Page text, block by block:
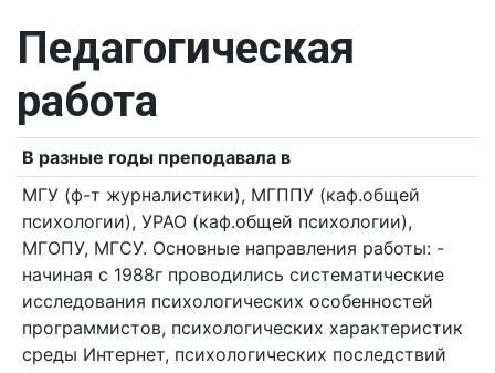
Педагогическая
работа
В разные годы преподавала в
МГУ (ф-т журналистики), МГППУ (каф.общей
психологии), УРАО (каф.общей психологии),
МГОПУ, МГСУ. Основные направления работы: -
начиная с 1988г проводились систематические
исследования психологических особенностей
программистов, психологических характеристик
среды Интернет, психологических последствий